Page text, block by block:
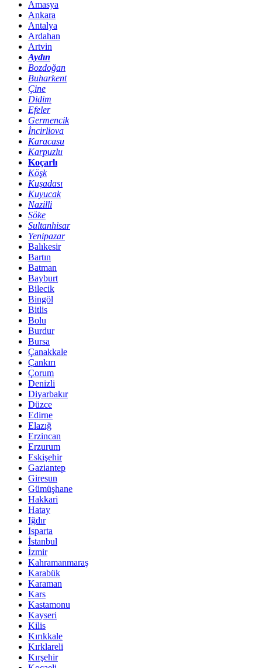
Amasya
Ankara
Antalya
Ardahan
Artvin
Aydın
Bozdoğan
Buharkent
Çine
Didim
Efeler
Germencik
İncirliova
Karacasu
Karpuzlu
Koçarlı
Köşk
Kuşadası
Kuyucak
Nazilli
Söke
Sultanhisar
Yenipazar
Balıkesir
Bartın
Batman
Bayburt
Bilecik
Bingöl
Bitlis
Bolu
Burdur
Bursa
Çanakkale
Çankırı
Çorum
Denizli
Diyarbakır
Düzce
Edirne
Elazığ
Erzincan
Erzurum
Eskişehir
Gaziantep
Giresun
Gümüşhane
Hakkari
Hatay
Iğdır
Isparta
İstanbul
İzmir
Kahramanmaraş
Karabük
Karaman
Kars
Kastamonu
Kayseri
Kilis
Kırıkkale
Kırklareli
Kırşehir